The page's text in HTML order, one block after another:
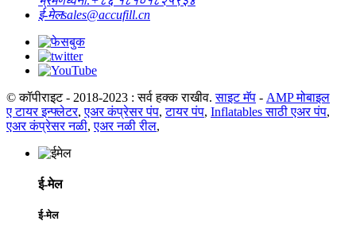
ई-मेलsales@accufill.cn
© कॉपीराइट - 2018-2023 : सर्व हक्क राखीव. साइट मॅप - AMP मोबाइल
ए टायर इन्फ्लेटर,एअर कंप्रेसर पंप,टायर पंप, Inflatables साठी एअर पंप,
एअर कंप्रेसर नळी,एअर नळी रील,
ई-मेल
ई-मेल